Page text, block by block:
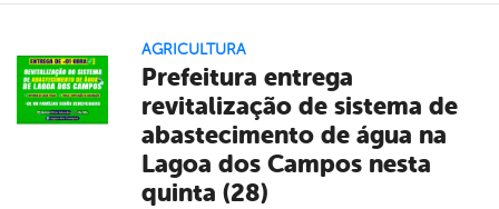
AGRICULTURA
Prefeitura entrega
revitalização de sistema de
abastecimento de água na
Lagoa dos Campos nesta
quinta (28)